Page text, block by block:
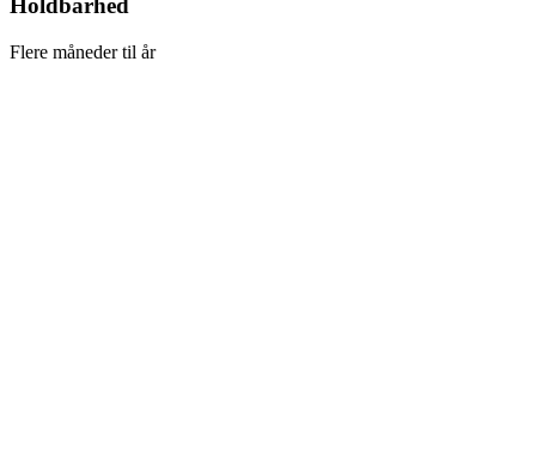
Holdbarhed
Flere måneder til år